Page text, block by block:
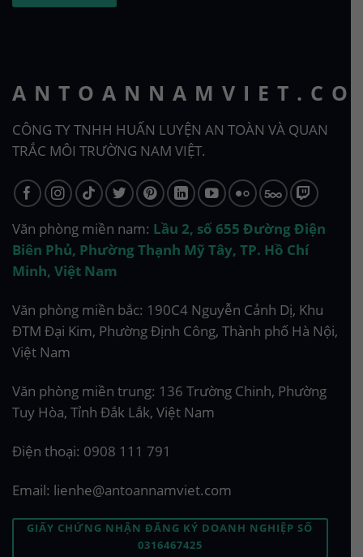
CÔNG TY TNHH HUẤN LUYỆN AN TOÀN VÀ QUAN
TRẮC MÔI TRƯỜNG NAM VIỆT.
Văn phòng miền nam: Lầu 2, số 655 Đường Điện
Biên Phủ, Phường Thạnh Mỹ Tây, TP. Hồ Chí
Minh, Việt Nam
Văn phòng miền bắc: 190C4 Nguyễn Cảnh Dị, Khu
ĐTM Đại Kim, Phường Định Công, Thành phố Hà Nội,
Việt Nam
Văn phòng miền trung: 136 Trường Chinh, Phường
Tuy Hòa, Tỉnh Đắk Lắk, Việt Nam
Điện thoại: 0908 111 791
Email: lienhe@antoannamviet.com
GIẤY CHỨNG NHẬN ĐĂNG KÝ DOANH NGHIỆP SỐ
0316467425